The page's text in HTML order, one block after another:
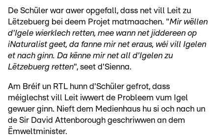
De Schüler war awer opgefall, dass net vill Leit zu
Lëtzebuerg bei deem Projet matmaachen. "Mir wëllen
d'Igele wierklech retten, mee wann net jiddereen op
iNaturalist geet, da fanne mir net eraus, wéi vill Igelen
et nach ginn. Da kënne mir net all d'Igelen zu
Lëtzebuerg retten", seet d'Sienna.
Am Bréif un RTL hunn d'Schüler gefrot, dass
méiglechst vill Leit iwwert de Probleem vum Igel
gewuer ginn. Nieft dem Medienhaus hu si och nach un
de Sir David Attenborough geschriwwen an dem
Ëmweltminister.